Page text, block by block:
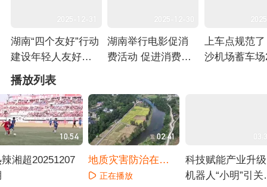
2025-12-31
湖南“四个友好”行动
建设年轻人友好省
份 正在播放
2025-12-30
湖南举行电影促消
费活动 促进消费新
上车点规范
沙机场蓄车场
播放列表
10:54
湘超20251207
02:41
地质灾害防治在行
动 张家界桑植县：
正在播放
科技赋能产业升级
机器人“小明”引关